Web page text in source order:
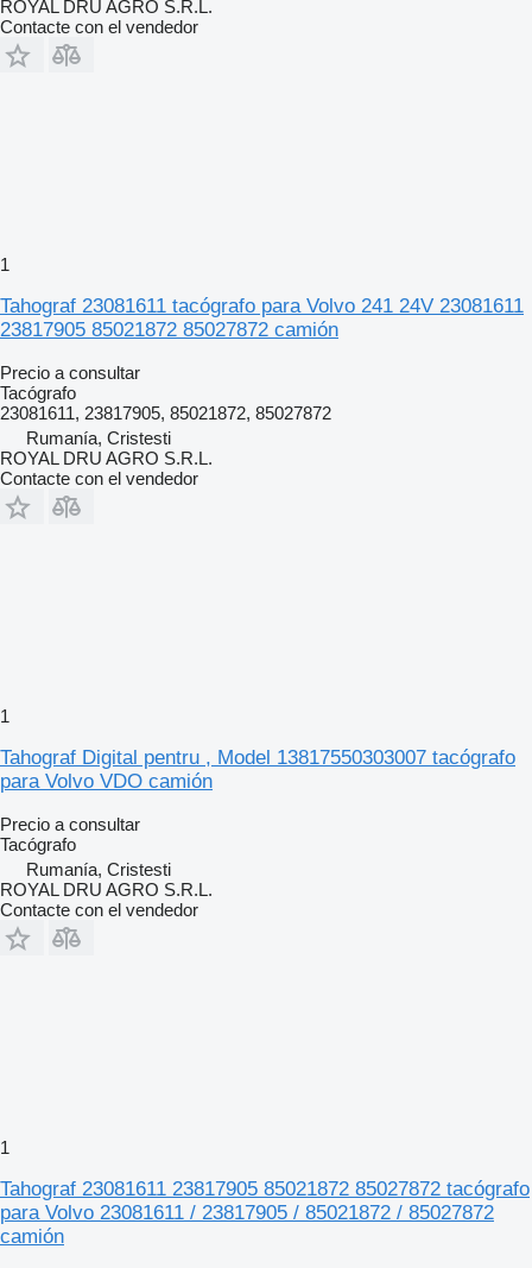
ROYAL DRU AGRO S.R.L.
Contacte con el vendedor
1
Tahograf 23081611 tacógrafo para Volvo 241 24V 23081611
23817905 85021872 85027872 camión
Precio a consultar
Tacógrafo
23081611, 23817905, 85021872, 85027872
Rumanía, Cristesti
ROYAL DRU AGRO S.R.L.
Contacte con el vendedor
1
Tahograf Digital pentru , Model 13817550303007 tacógrafo
para Volvo VDO camión
Precio a consultar
Tacógrafo
Rumanía, Cristesti
ROYAL DRU AGRO S.R.L.
Contacte con el vendedor
1
Tahograf 23081611 23817905 85021872 85027872 tacógrafo
para Volvo 23081611 / 23817905 / 85021872 / 85027872
camión